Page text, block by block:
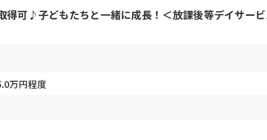
得可♪子どもたちと一緒に成長！＜放課後等デイサー
万円程度